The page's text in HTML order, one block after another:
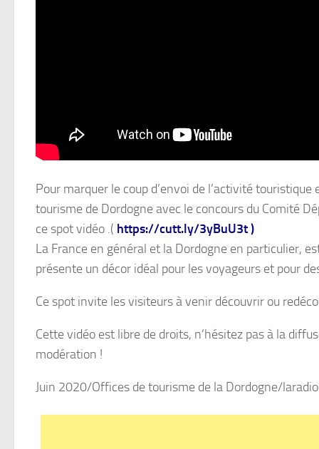
Pour marquer le coup d’envoi de l’activité
tourisme de Dordogne avec le concours du Comité
ce spot vidéo .( https://cutt.ly/3yBuU3t)
La France en général et la Dordogne en particulier,
présente un décor idéal pour les voyageurs et pour
Ce spot invite les visiteurs à venir découvrir ou
Cette vidéo est libre de droits, n’hésitez pas à la
modération !
Juin 2020/Offices de tourisme de la Dordogne/